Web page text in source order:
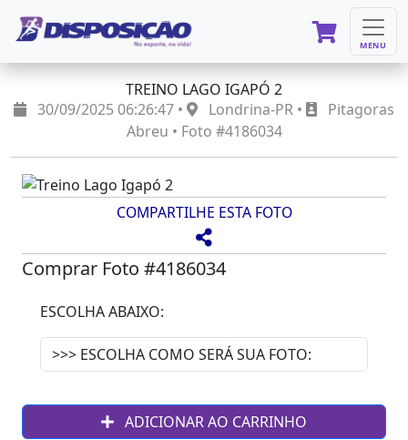
MENU
TREINO LAGO IGAPÓ 2
30/09/2025 06:26:47 •
Londrina-PR •
Pitagoras
Abreu • Foto #4186034
COMPARTILHE ESTA FOTO
Comprar Foto #4186034
ESCOLHA ABAIXO:
ADICIONAR AO CARRINHO